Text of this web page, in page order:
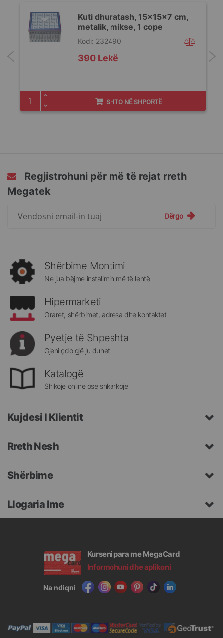
Kuti dhuratash, 15x15x7 cm,
metalik, mikse, 1 cope
390 Lekë
Kodi: 232490
SHTO NË SHPORTË
Regjistrohuni për më të rejat rreth
Megatek
rreth
Megatek:
Dërgo
Shërbime Montimi
Ne jua bëjme instalimin më të lehtë
Hipermarketi
Oraret, shërbimet, adresa dhe kontaktet
Pyetje të Shpeshta
Gjeni çdo gjë ju duhet!
Katalogë
Shikoje online ose shkarkoje
Kujdesi I Klientit
Rreth Nesh
Shërbime
Llogaria Ime
Kurseni para me MegaCard
Informohuni dhe aplikoni
Na ndiqni